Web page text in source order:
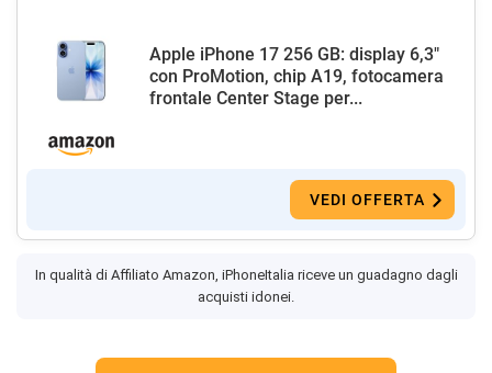
Apple iPhone 17 256 GB: display 6,3"
con ProMotion, chip A19, fotocamera
frontale Center Stage per...
VEDI OFFERTA
In qualità di Affiliato Amazon, iPhoneItalia riceve un guadagno dagli
acquisti idonei.